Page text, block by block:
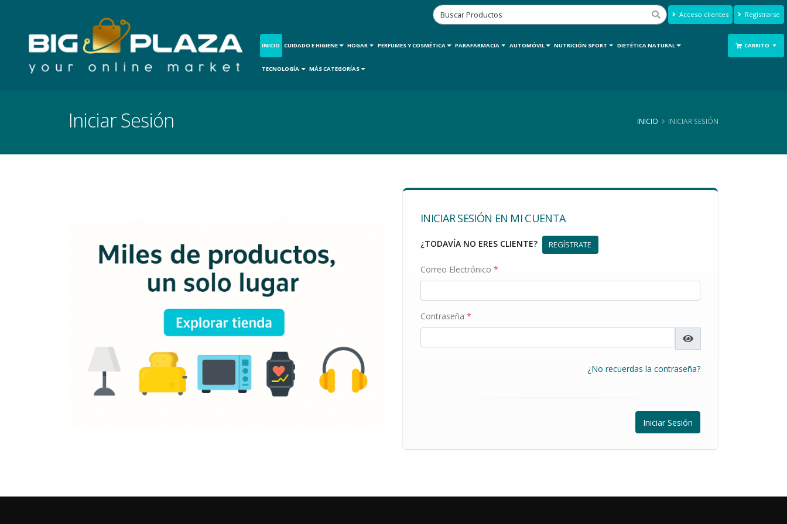
Acceso clientes Registrarse
INICIO CUIDADO E HIGIENE HOGAR PERFUMES Y COSMÉTICA PARAFARMACIA AUTOMÓVIL NUTRICIÓN SPORT DIETÉTICA NATURAL
TECNOLOGÍA MÁS CATEGORÍAS
CARRITO
Iniciar Sesión INICIO INICIAR SESIÓN
INICIAR SESIÓN EN MI CUENTA
¿TODAVÍA NO ERES CLIENTE? REGÍSTRATE
Correo Electrónico *
Contraseña *
¿No recuerdas la contraseña?